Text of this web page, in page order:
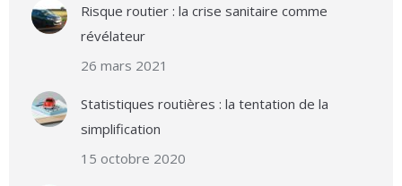
Risque routier : la crise sanitaire comme
révélateur
26 mars 2021
Statistiques routières : la tentation de la
simplification
15 octobre 2020